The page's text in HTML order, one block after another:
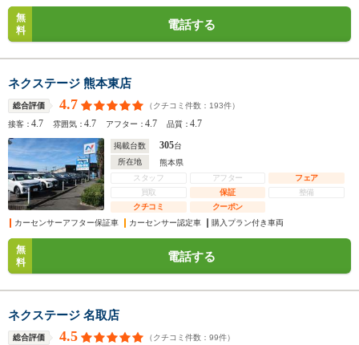
無
料
電話する
ネクステージ 熊本東店
総合評価 4.7 （クチコミ件数： 193件）
接客：4.7 雰囲気：4.7 アフター：4.7 品質：4.7
掲載台数 305台
所在地
熊本県
スタッフ
アフター
フェア
買取
保証
整備
クチコミ
クーポン
カーセンサーアフター保証車
カーセンサー認定車 購入プラン付き車両
無
料
電話する
ネクステージ 名取店
総合評価 4.5 （クチコミ件数： 99件）